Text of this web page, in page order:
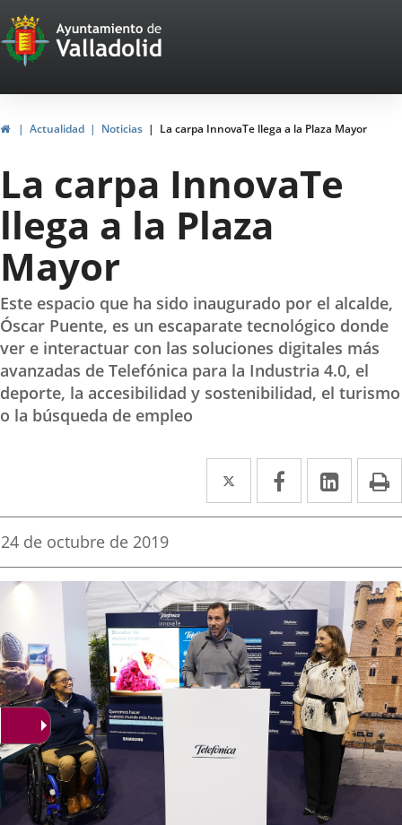
Portal
Web
del
Ayuntamiento
de
Valladolid
InicioActualidad Noticias La carpa InnovaTe llega a la Plaza Mayor
La carpa InnovaTe
llega a la Plaza
Mayor
Este espacio que ha sido inaugurado por el alcalde,
Óscar Puente, es un escaparate tecnológico donde
ver e interactuar con las soluciones digitales más
avanzadas de Telefónica para la Industria 4.0, el
deporte, la accesibilidad y sostenibilidad, el turismo
o la búsqueda de empleo
Twitter
Enlace
a
aplicación
externa.
Facebook
Enlace
a
aplicación
externa.
Enlace
a
Fecha
la
noticia
24 de octubre de 2019